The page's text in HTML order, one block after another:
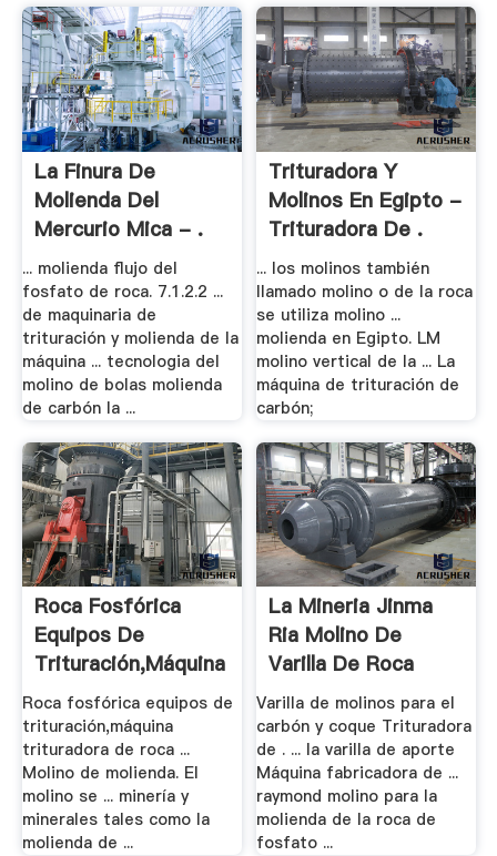
La Finura De
Molienda Del
Mercurio Mica - .
... molienda flujo del
fosfato de roca. 7.1.2.2 ...
de maquinaria de
trituración y molienda de la
máquina ... tecnologia del
molino de bolas molienda
de carbón la ...
Trituradora Y
Molinos En Egipto -
Trituradora De .
... los molinos también
llamado molino o de la roca
se utiliza molino ...
molienda en Egipto. LM
molino vertical de la ... La
máquina de trituración de
carbón;
Roca Fosfórica
Equipos De
Trituración,máquina
.
Roca fosfórica equipos de
trituración,máquina
trituradora de roca ...
Molino de molienda. El
molino se ... minería y
minerales tales como la
molienda de ...
La Mineria Jinma
Ria Molino De
Varilla De Roca
Varilla de molinos para el
carbón y coque Trituradora
de . ... la varilla de aporte
Máquina fabricadora de ...
raymond molino para la
molienda de la roca de
fosfato ...